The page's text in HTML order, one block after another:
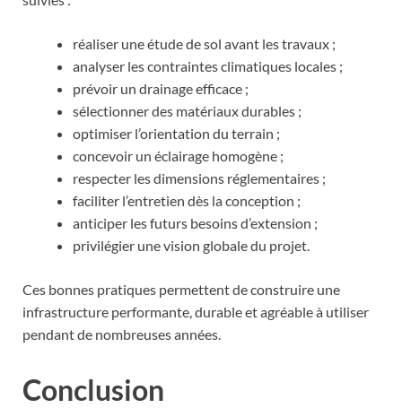
réaliser une étude de sol avant les travaux ;
analyser les contraintes climatiques locales ;
prévoir un drainage efficace ;
sélectionner des matériaux durables ;
optimiser l’orientation du terrain ;
concevoir un éclairage homogène ;
respecter les dimensions réglementaires ;
faciliter l’entretien dès la conception ;
anticiper les futurs besoins d’extension ;
privilégier une vision globale du projet.
Ces bonnes pratiques permettent de construire une
infrastructure performante, durable et agréable à utiliser
pendant de nombreuses années.
Conclusion